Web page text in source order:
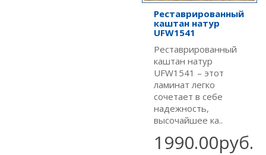
Реставрированный
каштан натур
UFW1541
Реставрированный
каштан натур
UFW1541 – этот
ламинат легко
сочетает в себе
надежность,
высочайшее ка..
1990.00руб.